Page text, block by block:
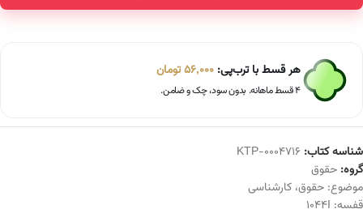
هر قسط با ترب‌پی: 56,000تومان
۴ قسط ماهانه. بدون سود، چک و ضامن.
شناسه کتاب: KTP-0004716
گروه: حقوق
موضوع: حقوق، کارشناسی
قفسه: 1044I